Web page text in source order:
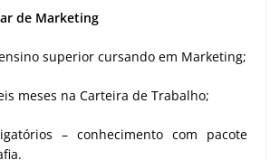
de Marketing
superior cursando em Marketing;
meses na Carteira de Trabalho;
– conhecimento com pacote